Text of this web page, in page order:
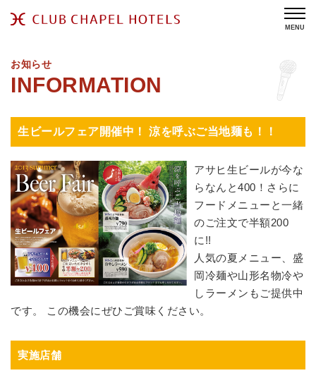
MENU
お知らせ
生ビールフェア開催中！ 涼を呼ぶご当地麺も！！
アサヒ生ビールが今な
らなんと400！さらに
フードメニューと一緒
のご注文で半額200
に!!
人気の夏メニュー、盛
岡冷麺や山形名物冷や
しラーメンもご提供中
です。 この機会にぜひご賞味ください。
実施店舗